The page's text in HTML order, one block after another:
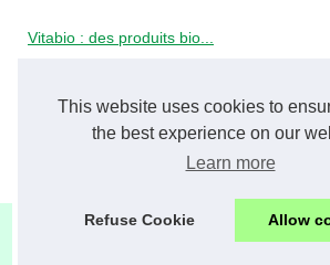
This website uses cookies to
the best experience on our
Learn more
Refuse Cookie Allow
Vitabio : des produits bio...
Saucisses halal : le meilleur...
Xenosbioresources.com Découvrir